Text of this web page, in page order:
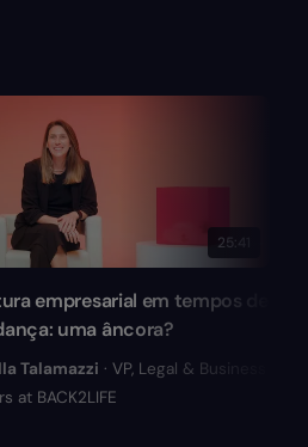
25:41
empresarial em tempos de
uma âncora?
Talamazzi · VP, Legal & Business
at BACK2LIFE